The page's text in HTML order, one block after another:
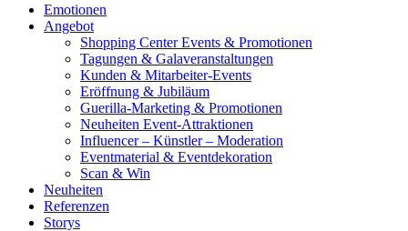
Hauptnavigation
Emotionen
Angebot
Shopping Center Events & Promotionen
Tagungen & Galaveranstaltungen
Kunden & Mitarbeiter-Events
Eröffnung & Jubiläum
Guerilla-Marketing & Promotionen
Neuheiten Event-Attraktionen
Influencer – Künstler – Moderation
Eventmaterial & Eventdekoration
Scan & Win
Neuheiten
Referenzen
Storys